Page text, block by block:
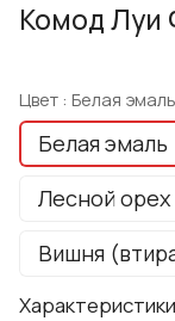
Комод Луи
Цвет : Белая эмаль
Белая эмаль
Лесной
Вишня
Характеристики